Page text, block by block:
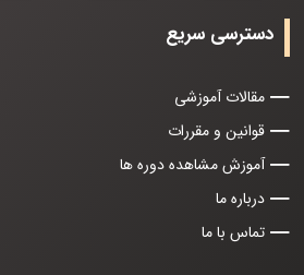
دسترسی سریع
مقالات آموزشی
قوانین و مقررات
آموزش مشاهده دوره ها
درباره ما
تماس با ما